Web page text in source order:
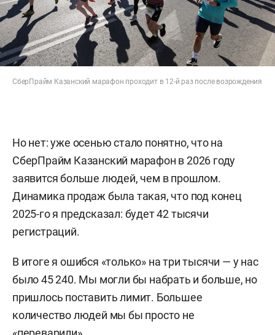
СберПрайм Казанский марафон проходит в 12-й раз после возрождения
Но нет: уже осенью стало понятно, что на
СберПрайм Казанский марафон в 2026 году
заявится больше людей, чем в прошлом.
Динамика продаж была такая, что под конец
2025-го я предсказал: будет 42 тысячи
регистраций.
В итоге я ошибся «только» на три тысячи — у нас
было 45 240. Мы могли бы набрать и больше, но
пришлось поставить лимит. Большее
количество людей мы бы просто не